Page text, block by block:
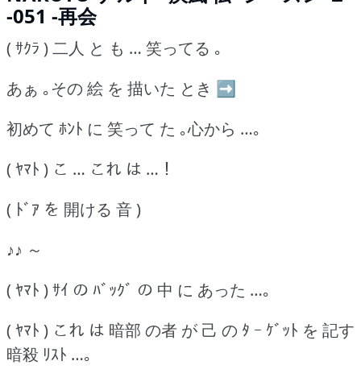
-051 -再会
( ｻｸﾗ ) 二人 と も … 笑ってる ｡
あぁ ｡その 絵 を 描いた とき ➡
初めて ﾎﾝﾄ に 笑って た ｡心から …｡
( ﾔﾏﾄ ) こ … これ は …！
( ﾄﾞｱ を 開ける 音 )
♪♪ ～
( ﾔﾏﾄ ) ｻｲ の ﾊﾞｯｸﾞ の 中 に あった …｡
( ﾔﾏﾄ ) これ は 暗部 の者 が 己 の ﾀ ｰ ｹﾞｯﾄ を 記す
暗殺 ﾘｽﾄ …｡